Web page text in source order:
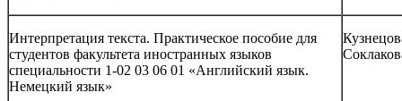
Интерпретация текста. Практическое пособие для
студентов факультета иностранных языков
специальности 1-02 03 06 01 «Английский язык.
Немецкий язык»